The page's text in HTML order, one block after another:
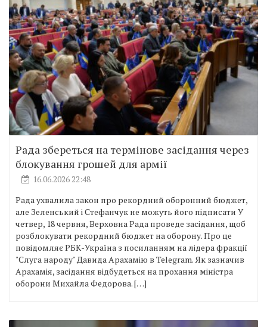
Рада збереться на термінове засідання через
блокування грошей для армії
16.06.2026 22:48
Рада ухвалила закон про рекордний оборонний бюджет,
але Зеленський і Стефанчук не можуть його підписати У
четвер, 18 червня, Верховна Рада проведе засідання, щоб
розблокувати рекордний бюджет на оборону. Про це
повідомляє РБК-Україна з посиланням на лідера фракції
"Слуга народу" Давида Арахамію в Telegram. Як зазначив
Арахамія, засідання відбудеться на прохання міністра
оборони Михайла Федорова. […]